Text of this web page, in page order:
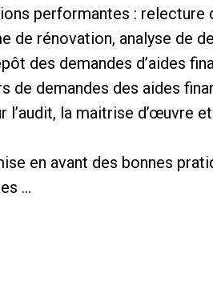
performantes : relecture
de rénovation, analyse de
des demandes d’aides
de demandes des aides
l’audit, la maitrise d’œuvre
en avant des bonnes
…